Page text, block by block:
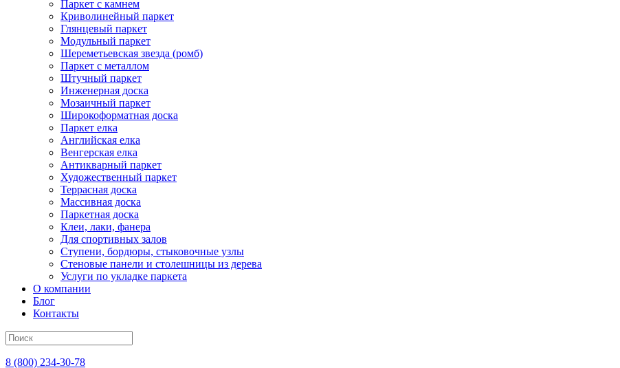
Паркет с камнем
Криволинейный паркет
Глянцевый паркет
Модульный паркет
Шереметьевская звезда (ромб)
Паркет с металлом
Штучный паркет
Инженерная доска
Мозаичный паркет
Широкоформатная доска
Паркет елка
Английская елка
Венгерская елка
Антикварный паркет
Художественный паркет
Террасная доска
Массивная доска
Паркетная доска
Клеи, лаки, фанера
Для спортивных залов
Ступени, бордюры, стыковочные узлы
Стеновые панели и столешницы из дерева
Услуги по укладке паркета
О компании
Блог
Контакты
8 (800) 234-30-78